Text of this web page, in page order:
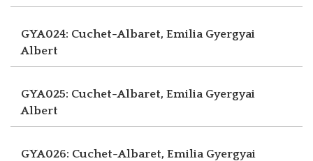
GYA024: Cuchet-Albaret, Emilia Gyergyai
Albert
GYA025: Cuchet-Albaret, Emilia Gyergyai
Albert
GYA026: Cuchet-Albaret, Emilia Gyergyai